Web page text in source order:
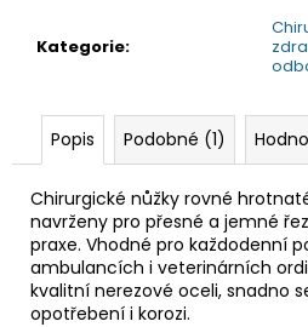
Kategorie:
Popis Podobné (1)
Chirurgické nůžky rovné
navrženy pro přesné a jemné
praxe. Vhodné pro každodenní
ambulancích i veterinárních
kvalitní nerezové oceli, snadno
opotřebení i korozi.
e